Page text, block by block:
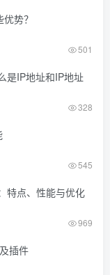
势？
501
是IP地址和IP地址
328
545
特点、性能与优化
969
插件